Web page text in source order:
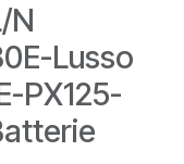
​N
Lusso
PX125-